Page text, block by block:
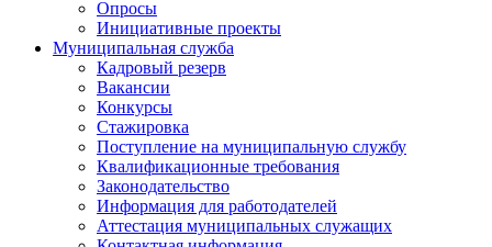
Опросы
Инициативные проекты
Муниципальная служба
Кадровый резерв
Вакансии
Конкурсы
Стажировка
Поступление на муниципальную службу
Квалификационные требования
Законодательство
Информация для работодателей
Аттестация муниципальных служащих